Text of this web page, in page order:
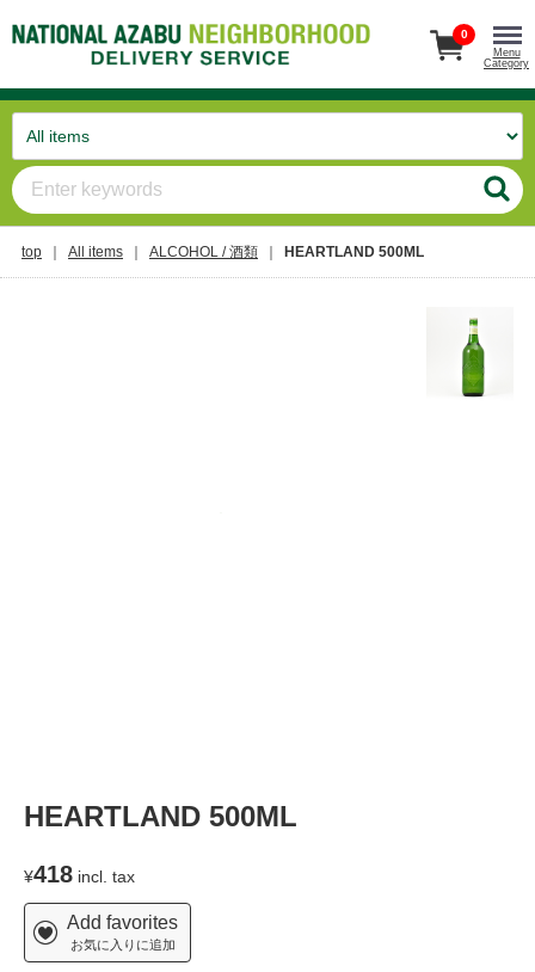
0
Menu
Category
top All items ALCOHOL / 酒類 HEARTLAND 500ML
HEARTLAND 500ML
¥418 incl. tax
Add favorites
お気に入りに追加